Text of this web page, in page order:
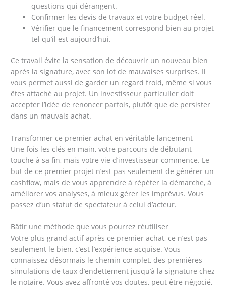
questions qui dérangent.
Confirmer les devis de travaux et votre budget réel.
Vérifier que le financement correspond bien au projet
tel qu’il est aujourd’hui.
Ce travail évite la sensation de découvrir un nouveau bien
après la signature, avec son lot de mauvaises surprises. Il
vous permet aussi de garder un regard froid, même si vous
êtes attaché au projet. Un investisseur particulier doit
accepter l’idée de renoncer parfois, plutôt que de persister
dans un mauvais achat.
Transformer ce premier achat en véritable lancement
Une fois les clés en main, votre parcours de débutant
touche à sa fin, mais votre vie d’investisseur commence. Le
but de ce premier projet n’est pas seulement de générer un
cashflow, mais de vous apprendre à répéter la démarche, à
améliorer vos analyses, à mieux gérer les imprévus. Vous
passez d’un statut de spectateur à celui d’acteur.
Bâtir une méthode que vous pourrez réutiliser
Votre plus grand actif après ce premier achat, ce n’est pas
seulement le bien, c’est l’expérience acquise. Vous
connaissez désormais le chemin complet, des premières
simulations de taux d’endettement jusqu’à la signature chez
le notaire. Vous avez affronté vos doutes, peut être négocié,